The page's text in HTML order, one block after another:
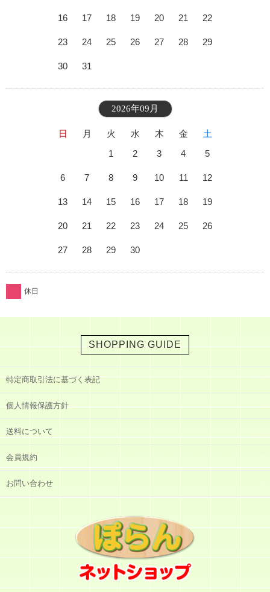
16 17 18 19 20 21 22
23 24 25 26 27 28 29
30 31
2026年09月
日 月 火 水 木 金
土
1
2 3 4 5
6 7 8 9 10 11 12
13 14 15 16 17 18 19
20 21 22 23 24 25 26
27 28 29 30
休日
SHOPPING GUIDE
特定商取引法に基づく表記
個人情報保護方針
送料について
会員規約
お問い合わせ